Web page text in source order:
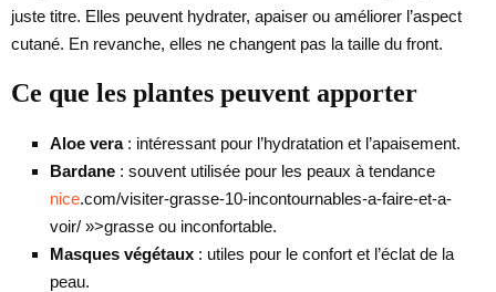
juste titre. Elles peuvent hydrater, apaiser ou améliorer l’aspect
cutané. En revanche, elles ne changent pas la taille du front.
Ce que les plantes peuvent apporter
Aloe vera: intéressant pour l’hydratation et l’apaisement.
Bardane : souvent utilisée pour les peaux à tendance
nice.com/visiter-grasse-10-incontournables-a-faire-et-a-
voir/ »>grasse ou inconfortable.
Masques végétaux : utiles pour le confort et l’éclat de la
peau.